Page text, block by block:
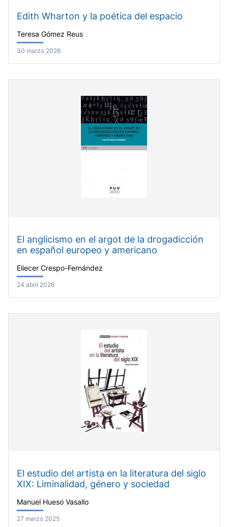
Edith Wharton y la poética del espacio
Teresa Gómez Reus
30 marzo 2026
El anglicismo en el argot de la drogadicción
en español europeo y americano
Eliecer Crespo-Fernández
24 abril 2026
El estudio del artista en la literatura del siglo
XIX: Liminalidad, género y sociedad
Manuel Hueso Vasallo
27 marzo 2025